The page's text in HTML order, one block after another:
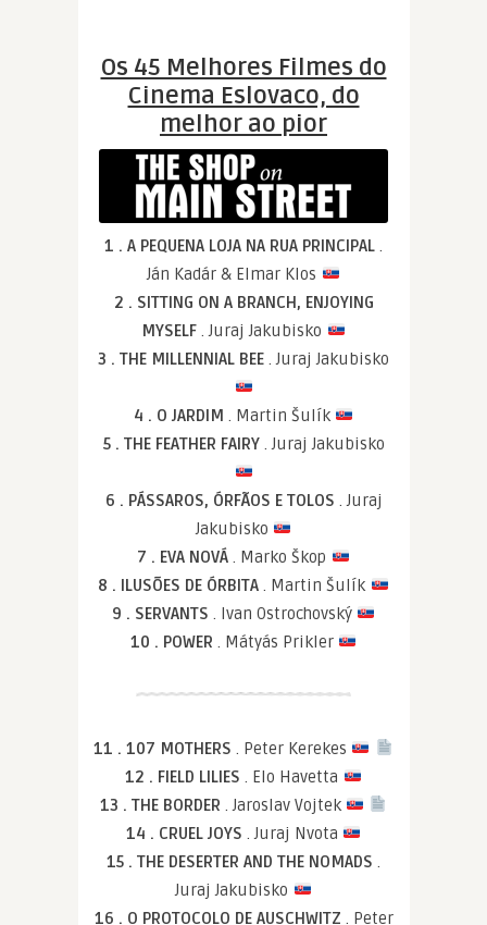
Os 45 Melhores Filmes do
Cinema Eslovaco, do
melhor ao pior
1 . A PEQUENA LOJA NA RUA PRINCIPAL .
Ján Kadár & Elmar Klos
2 . SITTING ON A BRANCH, ENJOYING
MYSELF. Juraj Jakubisko
3 . THE MILLENNIAL BEE . Juraj Jakubisko
4 . O JARDIM . Martin Šulík
5 . THE FEATHER FAIRY . Juraj Jakubisko
6 . PÁSSAROS, ÓRFÃOS E TOLOS . Juraj
Jakubisko
7 . EVA NOVÁ. Marko Škop
8 . ILUSÕES DE ÓRBITA. Martin Šulík
9 . SERVANTS . Ivan Ostrochovský
10 . POWER . Mátyás Prikler
11 . 107 MOTHERS. Peter Kerekes
12 . FIELD LILIES. Elo Havetta
13 . THE BORDER . Jaroslav Vojtek
14 . CRUEL JOYS . Juraj Nvota
15 . THE DESERTER AND THE NOMADS .
Juraj Jakubisko
16 . O PROTOCOLO DE AUSCHWITZ . Peter